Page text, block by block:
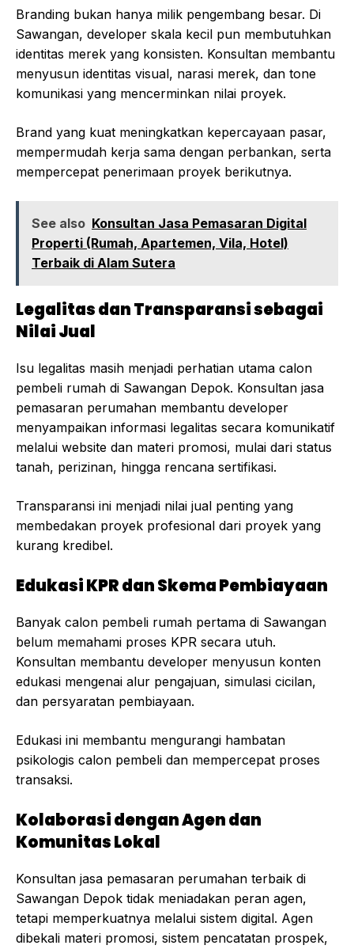
Branding bukan hanya milik pengembang besar. Di
Sawangan, developer skala kecil pun membutuhkan
identitas merek yang konsisten. Konsultan membantu
menyusun identitas visual, narasi merek, dan tone
komunikasi yang mencerminkan nilai proyek.
Brand yang kuat meningkatkan kepercayaan pasar,
mempermudah kerja sama dengan perbankan, serta
mempercepat penerimaan proyek berikutnya.
See also Konsultan Jasa Pemasaran Digital
Properti (Rumah, Apartemen, Vila, Hotel)
Terbaik di Alam Sutera
Legalitas dan Transparansi sebagai
Nilai Jual
Isu legalitas masih menjadi perhatian utama calon
pembeli rumah di Sawangan Depok. Konsultan jasa
pemasaran perumahan membantu developer
menyampaikan informasi legalitas secara komunikatif
melalui website dan materi promosi, mulai dari status
tanah, perizinan, hingga rencana sertifikasi.
Transparansi ini menjadi nilai jual penting yang
membedakan proyek profesional dari proyek yang
kurang kredibel.
Edukasi KPR dan Skema Pembiayaan
Banyak calon pembeli rumah pertama di Sawangan
belum memahami proses KPR secara utuh.
Konsultan membantu developer menyusun konten
edukasi mengenai alur pengajuan, simulasi cicilan,
dan persyaratan pembiayaan.
Edukasi ini membantu mengurangi hambatan
psikologis calon pembeli dan mempercepat proses
transaksi.
Kolaborasi dengan Agen dan
Komunitas Lokal
Konsultan jasa pemasaran perumahan terbaik di
Sawangan Depok tidak meniadakan peran agen,
tetapi memperkuatnya melalui sistem digital. Agen
dibekali materi promosi, sistem pencatatan prospek,